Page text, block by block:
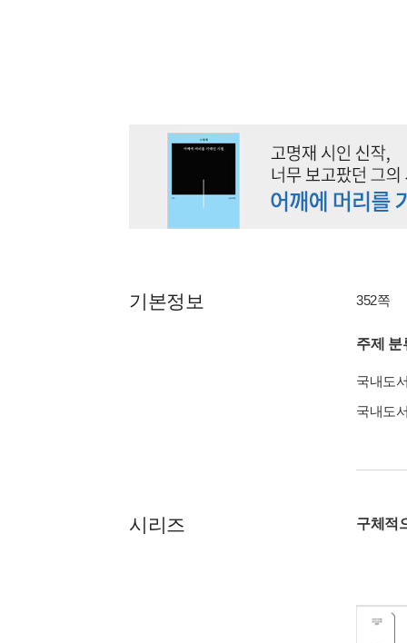
기본정보 352쪽
주제 분
국내도
국내도
시리즈 구체적